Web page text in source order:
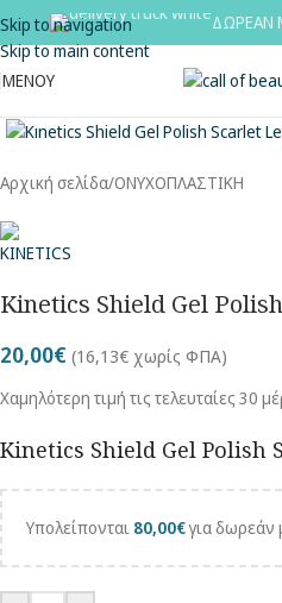
Skip to navigation
Skip to main content
ΔΩΡΕΑΝ
ΜΕΝΟΥ
Αρχική σελίδα/ΟΝΥΧΟΠΛΑΣΤΙΚΗ
Kinetics Shield Gel
20,00€ (16,13€ χωρίς ΦΠΑ)
Χαμηλότερη τιμή τις τελευταίες 30
Kinetics Shield Gel Polish
Υπολείπονται 80,00€για δωρεάν